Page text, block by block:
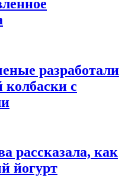
разработали
колбаски с
рассказала, как
йогурт